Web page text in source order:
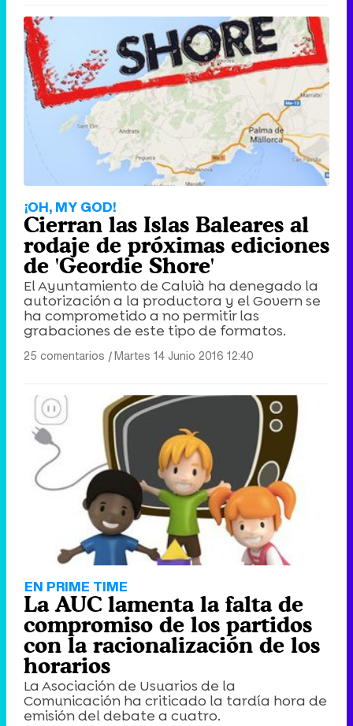
¡OH, MY GOD!
Cierran las Islas Baleares al
rodaje de próximas ediciones
de 'Geordie Shore'
El Ayuntamiento de Calvià ha denegado la
autorización a la productora y el Govern se
ha comprometido a no permitir las
grabaciones de este tipo de formatos.
25 comentarios |Martes 14 Junio 2016 12:40
EN PRIME TIME
La AUC lamenta la falta de
compromiso de los partidos
con la racionalización de los
horarios
La Asociación de Usuarios de la
Comunicación ha criticado la tardía hora de
emisión del debate a cuatro.